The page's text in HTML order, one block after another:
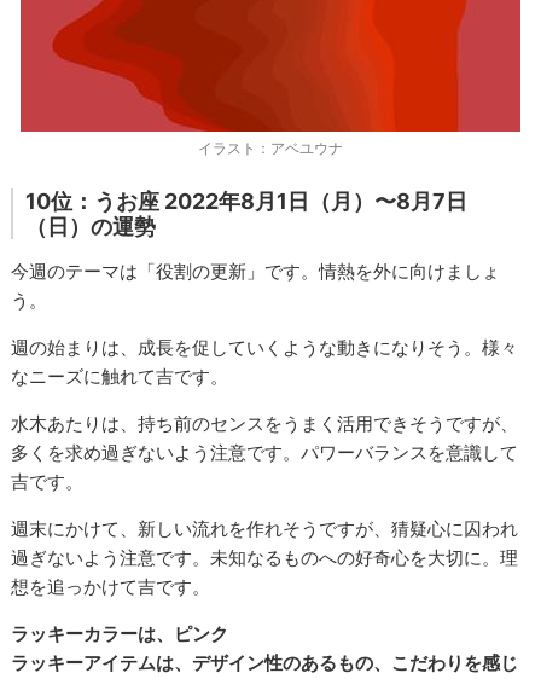
イラスト：アベユウナ
10位：うお座 2022年8月1日（月）〜8月7日
（日）の運勢
今週のテーマは「役割の更新」です。情熱を外に向けましょ
う。
週の始まりは、成長を促していくような動きになりそう。様々
なニーズに触れて吉です。
水木あたりは、持ち前のセンスをうまく活用できそうですが、
多くを求め過ぎないよう注意です。パワーバランスを意識して
吉です。
週末にかけて、新しい流れを作れそうですが、猜疑心に囚われ
過ぎないよう注意です。未知なるものへの好奇心を大切に。理
想を追っかけて吉です。
ラッキーカラーは、ピンク
ラッキーアイテムは、デザイン性のあるもの、こだわりを感じ